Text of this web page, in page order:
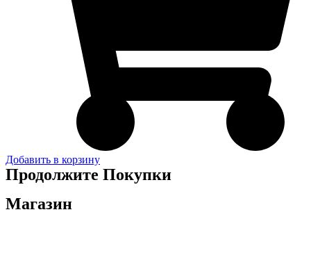
Добавить в корзину
Продолжите Покупки
Магазин